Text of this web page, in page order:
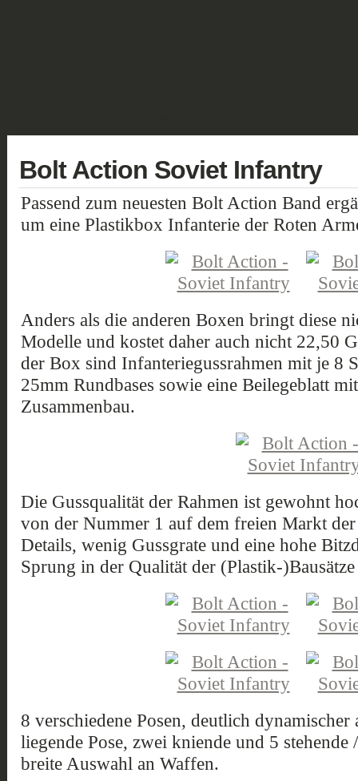
Bolt Action Soviet Infantry
Passend zum neuesten Bolt Action Band
um eine Plastikbox Infanterie der Roten
Anders als die anderen Boxen bringt diese
Modelle und kostet daher auch nicht 22,50
der Box sind Infanteriegussrahmen mit je 8
25mm Rundbases sowie eine Beilegeblatt
Zusammenbau.
Die Gussqualität der Rahmen ist gewohnt
von der Nummer 1 auf dem freien Markt
Details, wenig Gussgrate und eine hohe
Sprung in der Qualität der (Plastik-
8 verschiedene Posen, deutlich
liegende Pose, zwei kniende und 5
breite Auswahl an Waffen.